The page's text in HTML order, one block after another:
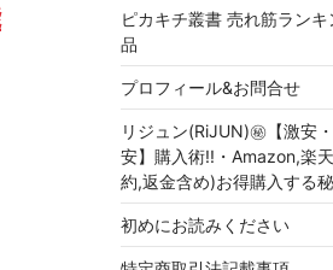
ピカキチ叢書 売れ筋ラン
品
プロフィール&お問合せ
リジュン(RiJUN)㊙【激安
安】購入術!!・Amazon,楽
約,返金含め)お得購入する
初めにお読みください